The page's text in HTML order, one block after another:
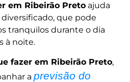
em Ribeirão Preto ajuda
que pode
tranquilos durante o dia
à noite.
fazer em Ribeirão Preto,
a previsão do